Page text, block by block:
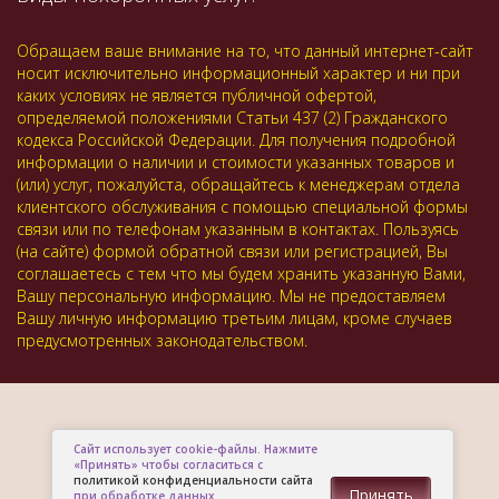
Обращаем ваше внимание на то, что данный интернет-сайт
носит исключительно информационный характер и ни при
каких условиях не является публичной офертой,
определяемой положениями Статьи 437 (2) Гражданского
кодекса Российской Федерации. Для получения подробной
информации о наличии и стоимости указанных товаров и
(или) услуг, пожалуйста, обращайтесь к менеджерам отдела
клиентского обслуживания с помощью специальной формы
связи или по телефонам указанным в контактах. Пользуясь
(на сайте) формой обратной связи или регистрацией, Вы
соглашаетесь с тем что мы будем хранить указанную Вами,
Вашу персональную информацию. Мы не предоставляем
Вашу личную информацию третьим лицам, кроме случаев
предусмотренных законодательством.
Сайт использует cookie-файлы. Нажмите
«Принять» чтобы согласиться с
политикой конфиденциальности сайта
при обработке данных.